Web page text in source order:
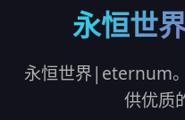
永恒世
永恒世界|eternum
供优质